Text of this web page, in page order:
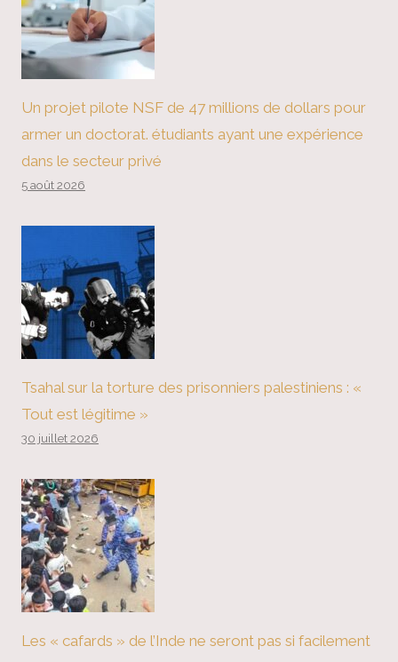
Un projet pilote NSF de 47 millions de dollars pour
armer un doctorat. étudiants ayant une expérience
dans le secteur privé
5 août 2026
Tsahal sur la torture des prisonniers palestiniens : «
Tout est légitime »
30 juillet 2026
Les « cafards » de l’Inde ne seront pas si facilement